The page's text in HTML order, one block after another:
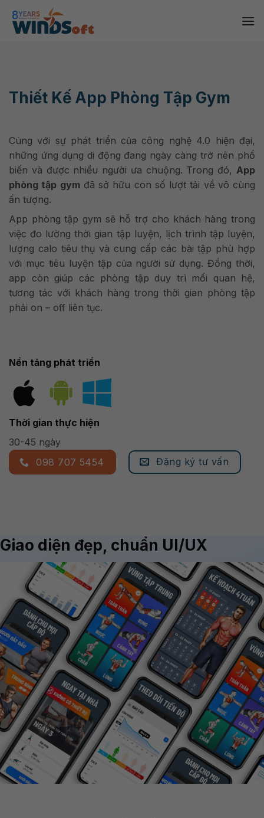
content
Thiết Kế App Phòng Tập Gym
Cùng với sự phát triển của công nghệ 4.0 hiện đại,
những ứng dụng di động đang ngày càng trở nên phổ
biến và được nhiều người ưa chuộng. Trong đó, App
phòng tập gymđã sở hữu con số lượt tải về vô cùng
ấn tượng.
App phòng tập gym sẽ hỗ trợ cho khách hàng trong
việc đo lường thời gian tập luyện, lịch trình tập luyện,
lượng calo tiêu thụ và cung cấp các bài tập phù hợp
với mục tiêu luyện tập của người sử dụng. Đồng thời,
app còn giúp các phòng tập duy trì mối quan hệ,
tương tác với khách hàng trong thời gian phòng tập
phải on – off liên tục.
Nền tảng phát triển
Thời gian thực hiện
30-45 ngày
098 707 5454
Đăng ký tư vấn
Giao diện đẹp, chuẩn UI/UX